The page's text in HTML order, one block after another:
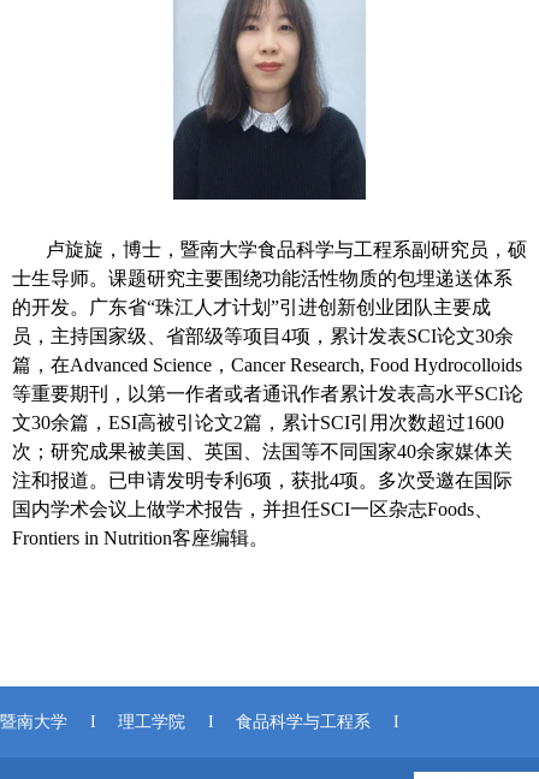
卢旋旋，博士，暨南大学食品科学与工程系副研究员，硕
士生导师。课题研究主要围绕功能活性物质的包埋递送体系
的开发。广东省“珠江人才计划”引进创新创业团队主要成
员，主持国家级、省部级等项目 4项，累计发表SCI论文30余
篇，在Advanced Science ， Cancer Research, Food Hydrocolloids
等重要期刊，以第一作者或者通讯作者累计发表高水平SCI论
文30余篇， ESI高被引论文2篇，累计SCI引用次数超过1600
次；研究成果被美国、英国、法国等不同国家40余家媒体关
注和报道。已申请发明专利 6项，获批4项。多次受邀在国际
国内学术会议上做学术报告，并担任SCI一区杂志Foods
Frontiers in Nutrition客座编辑。
暨南大学 I 理工学院 I 食品科学与工程系 I